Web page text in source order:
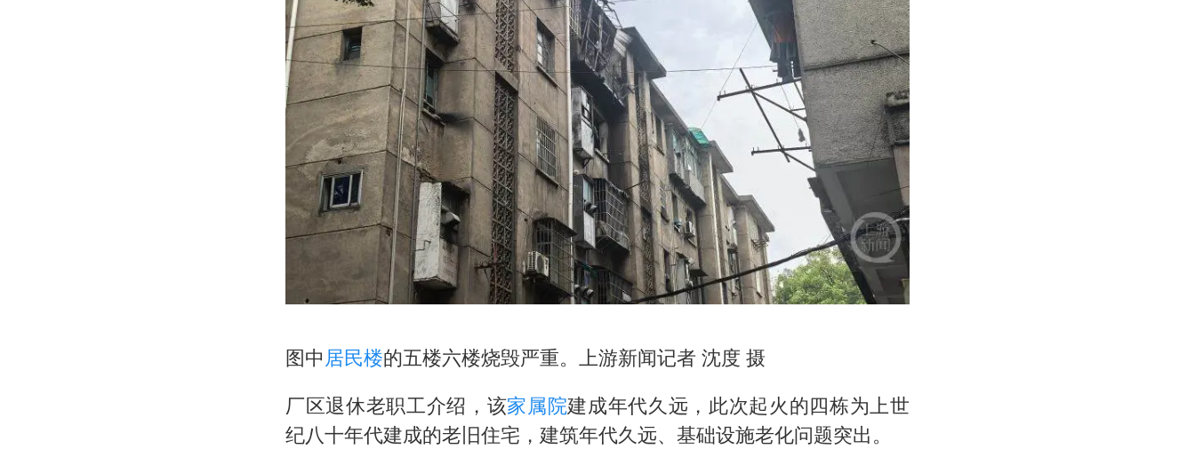
图中 居民楼的五楼六楼烧毁严重。上游新闻记者 沈度 摄
厂区退休老职工介绍，该家属院建成年代久远，此次起火的四栋为上世
纪八十年代建成的老旧住宅，建筑年代久远、基础设施老化问题突出。